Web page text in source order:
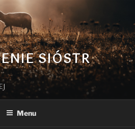
SIÓSTR
Menu